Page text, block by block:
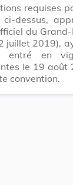
requises
ci-dessus,
du
juillet 2019),
entré en
le 19 août
convention.